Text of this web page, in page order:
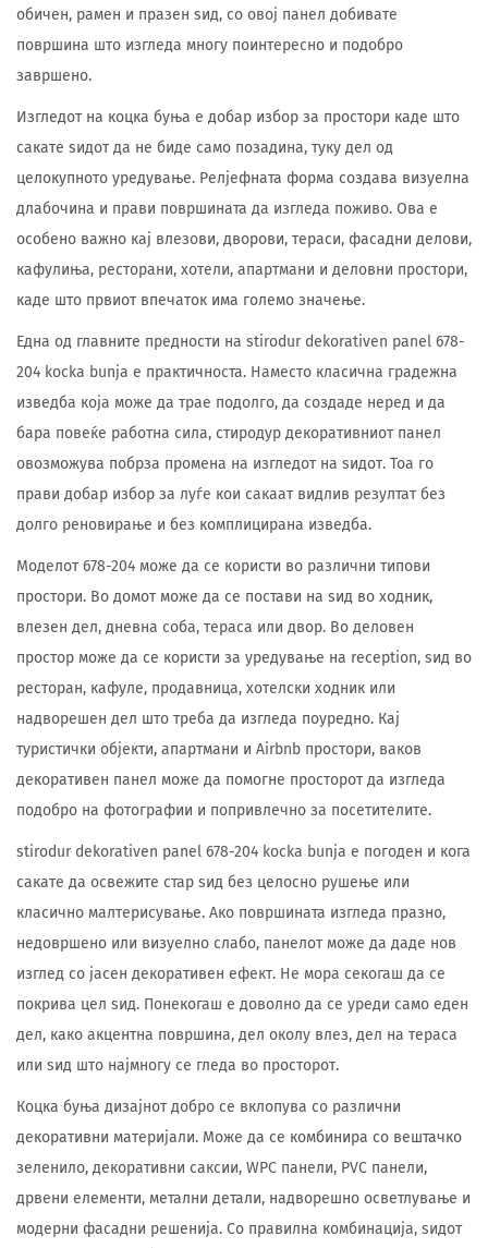
обичен, рамен и празен ѕид, со овој панел добивате
површина што изгледа многу поинтересно и подобро
завршено.
Изгледот на коцка буња е добар избор за простори каде што
сакате ѕидот да не биде само позадина, туку дел од
целокупното уредување. Релјефната форма создава визуелна
длабочина и прави површината да изгледа поживо. Ова е
особено важно кај влезови, дворови, тераси, фасадни делови,
кафулиња, ресторани, хотели, апартмани и деловни простори,
каде што првиот впечаток има големо значење.
Една од главните предности на stirodur dekorativen panel 678-
204 kocka bunja е практичноста. Наместо класична градежна
изведба која може да трае подолго, да создаде неред и да
бара повеќе работна сила, стиродур декоративниот панел
овозможува побрза промена на изгледот на ѕидот. Тоа го
прави добар избор за луѓе кои сакаат видлив резултат без
долго реновирање и без комплицирана изведба.
Моделот 678-204 може да се користи во различни типови
простори. Во домот може да се постави на ѕид во ходник,
влезен дел, дневна соба, тераса или двор. Во деловен
простор може да се користи за уредување на reception, ѕид во
ресторан, кафуле, продавница, хотелски ходник или
надворешен дел што треба да изгледа поуредно. Кај
туристички објекти, апартмани и Airbnb простори, ваков
декоративен панел може да помогне просторот да изгледа
подобро на фотографии и попривлечно за посетителите.
stirodur dekorativen panel 678-204 kocka bunja е погоден и кога
сакате да освежите стар ѕид без целосно рушење или
класично малтерисување. Ако површината изгледа празно,
недовршено или визуелно слабо, панелот може да даде нов
изглед со јасен декоративен ефект. Не мора секогаш да се
покрива цел ѕид. Понекогаш е доволно да се уреди само еден
дел, како акцентна површина, дел околу влез, дел на тераса
или ѕид што најмногу се гледа во просторот.
Коцка буња дизајнот добро се вклопува со различни
декоративни материјали. Може да се комбинира со вештачко
зеленило, декоративни саксии, WPC панели, PVC панели,
дрвени елементи, метални детали, надворешно осветлување и
модерни фасадни решенија. Со правилна комбинација, ѕидот